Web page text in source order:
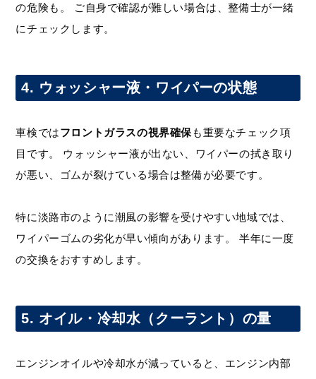
の危険も。 ご自身で確認が難しい場合は、整備士が一緒
にチェックします。
4. ウォッシャー液・ワイパーの状態
車検ではフロントガラスの視界確保も重要なチェック項
目です。 ウォッシャー液が出ない、ワイパーの拭き取り
が悪い、ゴムが裂けている場合は整備が必要です。
特に淡路市のように潮風の影響を受けやすい地域では、
ワイパーゴムの劣化が早い傾向があります。 半年に一度
の交換をおすすめします。
5. オイル・冷却水（クーラント）の量
エンジンオイルや冷却水が減っていると、エンジン内部